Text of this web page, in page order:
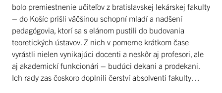
bolo premiestnenie učiteľov z bratislavskej lekárskej fakulty
– do Košíc prišli väčšinou schopní mladí a nadšení
pedagógovia, ktorí sa s elánom pustili do budovania
teoretických ústavov. Z nich v pomerne krátkom čase
vyrástli nielen vynikajúci docenti a neskôr aj profesori, ale
aj akademickí funkcionári – budúci dekani a prodekani.
Ich rady zas čoskoro doplnili čerství absolventi fakulty…